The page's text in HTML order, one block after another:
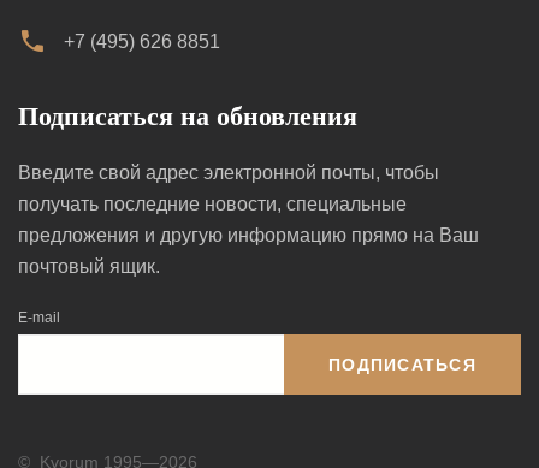
+7 (495) 626 8851
Подписаться на обновления
Введите свой адрес электронной почты, чтобы
получать последние новости, специальные
предложения и другую информацию прямо на Ваш
почтовый ящик.
E-mail
ПОДПИСАТЬСЯ
© Kvorum 1995—2026